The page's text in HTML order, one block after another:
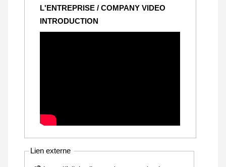
L'ENTREPRISE / COMPANY VIDEO
INTRODUCTION
Lien externe